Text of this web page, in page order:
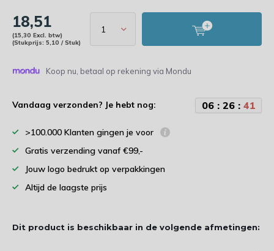
18,51
(15,30 Excl. btw)
(Stukprijs: 5,10 / Stuk)
Koop nu, betaal op rekening via Mondu
Vandaag verzonden? Je hebt nog: 06: 26: 40
>100.000 Klanten gingen je voor
Gratis verzending vanaf €99,-
Jouw logo bedrukt op verpakkingen
Altijd de laagste prijs
Dit product is beschikbaar in de volgende afmetingen: